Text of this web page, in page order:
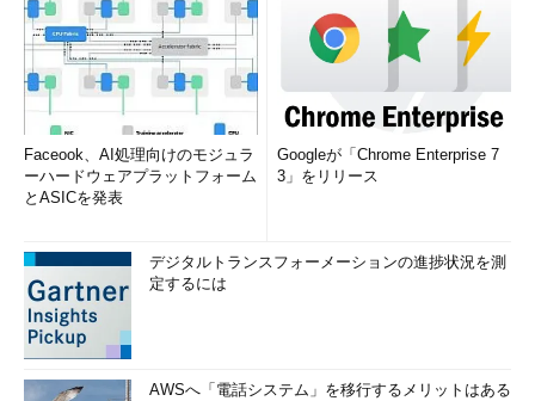
Faceook、AI処理向けのモジュラ
ーハードウェアプラットフォーム
とASICを発表
Googleが「Chrome Enterprise 7
3」をリリース
デジタルトランスフォーメーションの進捗状況を測
定するには
AWSへ「電話システム」を移行するメリットはある